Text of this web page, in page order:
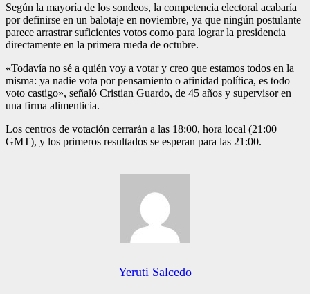
Según la mayoría de los sondeos, la competencia electoral acabaría
por definirse en un balotaje en noviembre, ya que ningún postulante
parece arrastrar suficientes votos como para lograr la presidencia
directamente en la primera rueda de octubre.
«Todavía no sé a quién voy a votar y creo que estamos todos en la
misma: ya nadie vota por pensamiento o afinidad política, es todo
voto castigo», señaló Cristian Guardo, de 45 años y supervisor en
una firma alimenticia.
Los centros de votación cerrarán a las 18:00, hora local (21:00
GMT), y los primeros resultados se esperan para las 21:00.
Yeruti Salcedo